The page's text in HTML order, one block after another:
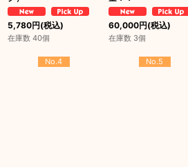
5,780円(税込)
在庫数 40個
60,000円(税込)
在庫数 3個
No.4 No.5